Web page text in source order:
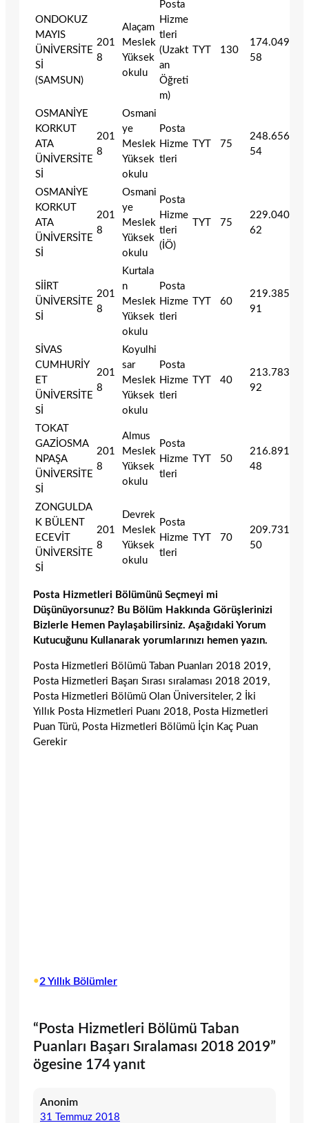
ONDOKUZ
MAYIS
ÜNİVERSİTE
Sİ
(SAMSUN)
201
8
Alaçam
Meslek
Yüksek
okulu
Posta
Hizme
tleri
(Uzakt
an
Öğreti
m)
TYT 130
174.049
58
OSMANİYE
KORKUT
ATA
ÜNİVERSİTE
Sİ
201
8
Osmani
ye
Meslek
Yüksek
okulu
Posta
Hizme
tleri
TYT 75
248.656
54
OSMANİYE
KORKUT
ATA
ÜNİVERSİTE
Sİ
201
8
Osmani
ye
Meslek
Yüksek
okulu
Posta
Hizme
tleri
(İÖ)
TYT 75
229.040
62
SİİRT
ÜNİVERSİTE
Sİ
201
8
Kurtala
n
Meslek
Yüksek
okulu
Posta
Hizme
tleri
TYT 60
219.385
91
SİVAS
CUMHURİY
ET
ÜNİVERSİTE
Sİ
201
8
Koyulhi
sar
Meslek
Yüksek
okulu
Posta
Hizme
tleri
TYT 40
213.783
92
TOKAT
GAZİOSMA
NPAŞA
ÜNİVERSİTE
Sİ
201
8
Almus
Meslek
Yüksek
okulu
Posta
Hizme
tleri
TYT 50
216.891
48
ZONGULDA
K BÜLENT
ECEVİT
ÜNİVERSİTE
Sİ
201
8
Devrek
Meslek
Yüksek
okulu
Posta
Hizme
tleri
TYT 70
209.731
50
Posta Hizmetleri Bölümünü Seçmeyi mi
Düşünüyorsunuz? Bu Bölüm Hakkında Görüşlerinizi
Bizlerle Hemen Paylaşabilirsiniz. Aşağıdaki Yorum
Kutucuğunu Kullanarak yorumlarınızı hemen yazın.
Posta Hizmetleri Bölümü Taban Puanları 2018 2019,
Posta Hizmetleri Başarı Sırası sıralaması 2018 2019,
Posta Hizmetleri Bölümü Olan Üniversiteler, 2 İki
Yıllık Posta Hizmetleri Puanı 2018, Posta Hizmetleri
Puan Türü, Posta Hizmetleri Bölümü İçin Kaç Puan
Gerekir
•2 Yıllık Bölümler
“Posta Hizmetleri Bölümü Taban
Puanları Başarı Sıralaması 2018 2019”
ögesine 174 yanıt
Anonim
31 Temmuz 2018